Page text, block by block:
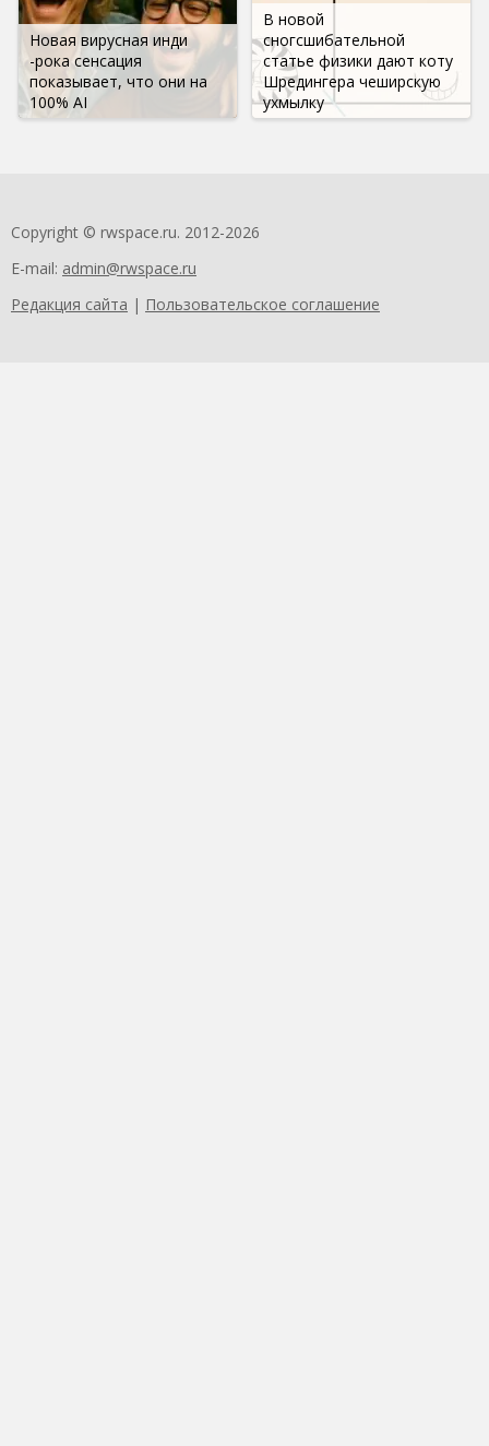
Новая вирусная инди
-рока сенсация
показывает, что они на
100% AI
В новой
сногсшибательной
статье физики дают коту
Шредингера чеширскую
ухмылку
Copyright © rwspace.ru. 2012-2026
E-mail: admin@rwspace.ru
Редакция сайта | Пользовательское соглашение